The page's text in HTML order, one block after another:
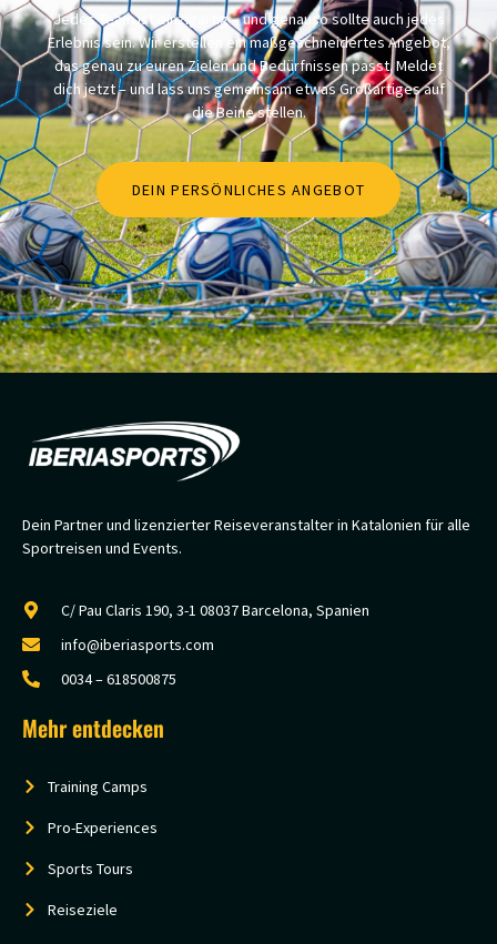
Jedes Team ist einzigartig – und genauso sollte auch jedes
Erlebnis sein. Wir erstellen ein maßgeschneidertes Angebot,
das genau zu euren Zielen und Bedürfnissen passt. Meldet
dich jetzt – und lass uns gemeinsam etwas Großartiges auf
die Beine stellen.
DEIN PERSÖNLICHES ANGEBOT
Dein Partner und lizenzierter Reiseveranstalter in Katalonien für alle
Sportreisen und Events.
C/ Pau Claris 190, 3-1 08037 Barcelona, Spanien
info@iberiasports.com
0034 – 618500875
Mehr entdecken
Training Camps
Pro-Experiences
Sports Tours
Reiseziele